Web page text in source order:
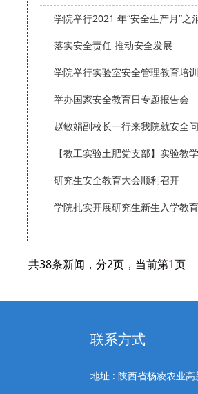
学院举行2021 年“安全生产月”之
落实安全责任 推动安全发展
学院举行实验室安全管理教育培
举办国家安全教育日专题报告会
赵敏娟副校长一行来我院就安全
【教工实验土肥党支部】实验教
研究生安全教育大会顺利召开
学院扎实开展研究生新生入学教育
共38条新闻，分2页，当前第1页
联系方式
地址 : 陕西省杨凌农业